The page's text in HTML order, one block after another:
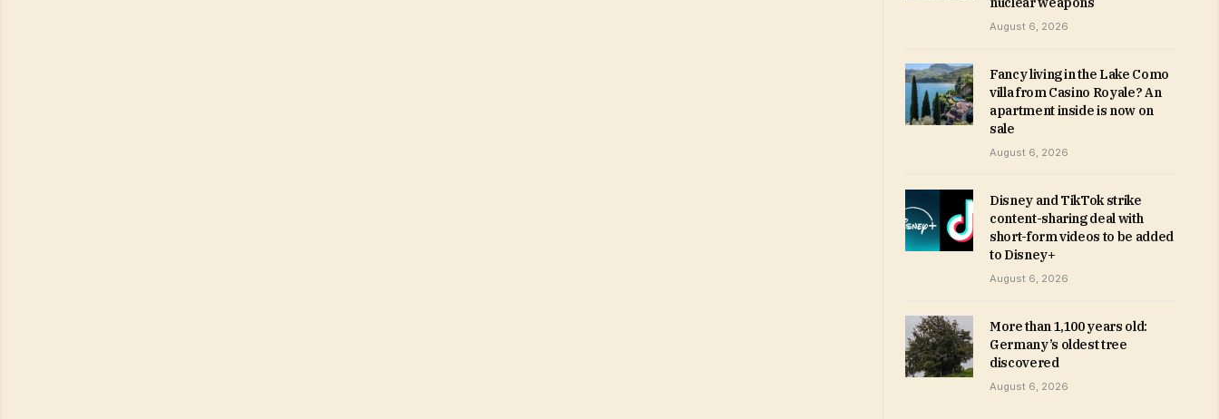
August 6, 2026
Fancy living in the Lake Como
villa from Casino Royale? An
apartment inside is now on
sale
August 6, 2026
Disney and TikTok strike
content-sharing deal with
short-form videos to be added
to Disney+
August 6, 2026
More than 1,100 years old:
Germany’s oldest tree
discovered
August 6, 2026